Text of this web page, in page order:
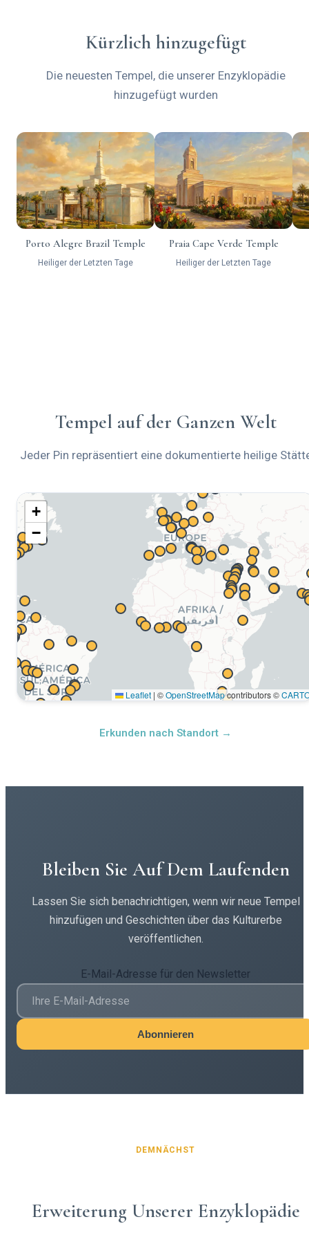
Kürzlich hinzugefügt
Die neuesten Tempel, die unserer Enzyklopädie
hinzugefügt wurden
Porto Alegre Brazil Temple
Heiliger der Letzten Tage
Praia Cape Verde Temple
Heiliger der Letzten Tage
Tempel auf der Ganzen Welt
Jeder Pin repräsentiert eine dokumentierte heilige
+
−
Leaflet | ©OpenStreetMapcontributors ©
Erkunden nach Standort →
Bleiben Sie Auf Dem Laufenden
Lassen Sie sich benachrichtigen, wenn wir neue Tempel
hinzufügen und Geschichten über das Kulturerbe
veröffentlichen.
E-Mail-Adresse für den Newsletter
Abonnieren
DEMNÄCHST
Erweiterung Unserer Enzyklopädie